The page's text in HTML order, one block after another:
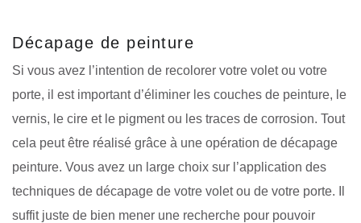
Décapage de peinture
Si vous avez l’intention de recolorer votre volet ou votre
porte, il est important d’éliminer les couches de peinture, le
vernis, le cire et le pigment ou les traces de corrosion. Tout
cela peut être réalisé grâce à une opération de décapage
peinture. Vous avez un large choix sur l’application des
techniques de décapage de votre volet ou de votre porte. Il
suffit juste de bien mener une recherche pour pouvoir